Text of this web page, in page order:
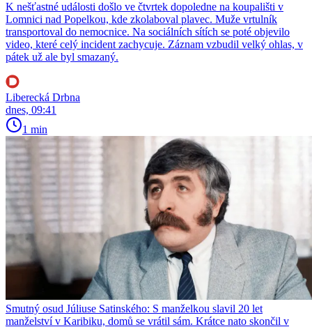
K nešťastné události došlo ve čtvrtek dopoledne na koupališti v
Lomnici nad Popelkou, kde zkolaboval plavec. Muže vrtulník
transportoval do nemocnice. Na sociálních sítích se poté objevilo
video, které celý incident zachycuje. Záznam vzbudil velký ohlas, v
pátek už ale byl smazaný.
Liberecká Drbna
dnes, 09:41
1 min
Smutný osud Júliuse Satinského: S manželkou slavil 20 let
manželství v Karibiku, domů se vrátil sám. Krátce nato skončil v